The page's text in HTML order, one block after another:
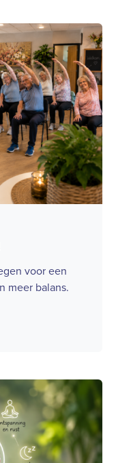
voor een
meer balans.